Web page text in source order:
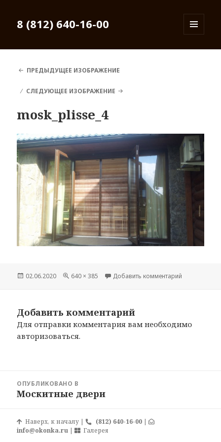
8 (812) 640-16-00
ПРЕДЫДУЩЕЕ ИЗОБРАЖЕНИЕ
СЛЕДУЮЩЕЕ ИЗОБРАЖЕНИЕ
mosk_plisse_4
Опубликовано
02.06.2020
Полный
640 × 385 Добавить комментарий
Добавить комментарий
Для отправки комментария вам необходимо
авторизоваться.
ОПУБЛИКОВАНО В
Москитные двери
Наверх, к началу | (812) 640-16-00 |
info@okonka.ru | Галерея